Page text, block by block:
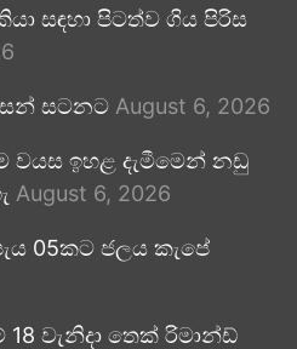
සඳහා පිටත්ව ගිය පිරිස
සටනට August 6, 2026
වයස ඉහළ දැමීමෙන් නඩු
August 6, 2026
05කට ජලය කැපේ
වැනිදා තෙක් රිමාන්ඩ්